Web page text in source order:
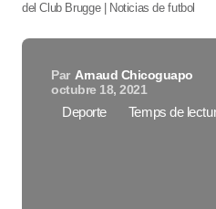
del Club Brugge | Noticias de futbol
Par Arnaud Chicoguapo
octubre 18, 2021
Deporte Temps de